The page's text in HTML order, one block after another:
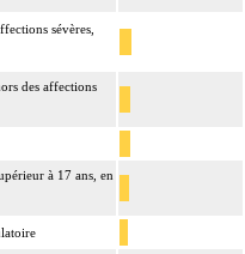
sévères,
des affections
à 17 ans, en